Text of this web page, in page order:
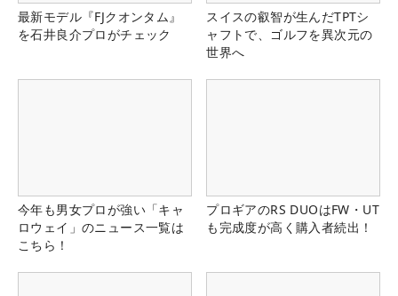
最新モデル『FJクオンタム』
を石井良介プロがチェック
スイスの叡智が生んだTPTシ
ャフトで、ゴルフを異次元の
世界へ
今年も男女プロが強い「キャ
ロウェイ」のニュース一覧は
こちら！
プロギアのRS DUOはFW・UT
も完成度が高く購入者続出！